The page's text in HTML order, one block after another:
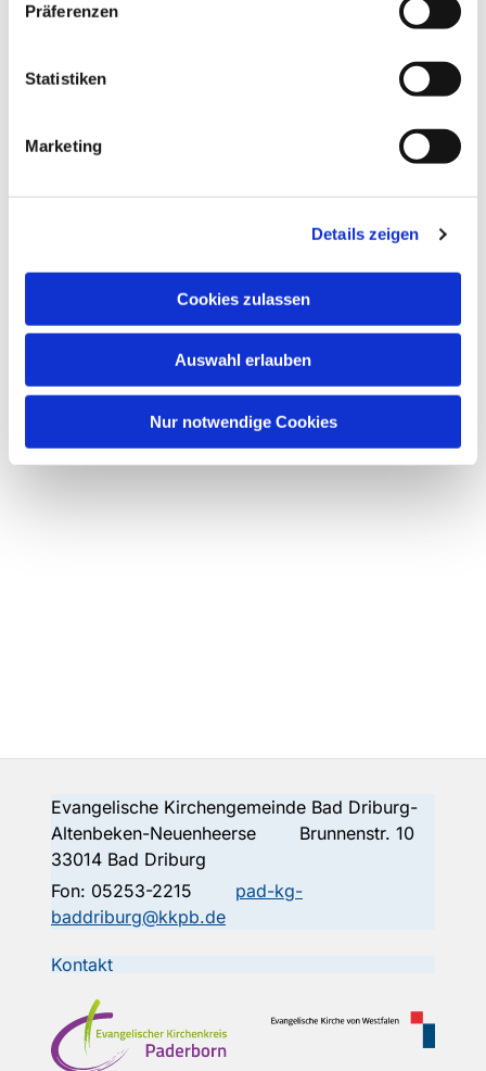
Präferenzen
Statistiken
Marketing
Details zeigen
Cookies zulassen
Auswahl erlauben
Nur notwendige Cookies
Evangelische Kirchengemeinde Bad Driburg-
Altenbeken-Neuenheerse Brunnenstr. 10
33014 Bad Driburg
Fon: 05253-2215
pad-kg-
baddriburg@kkpb.de
Kontakt